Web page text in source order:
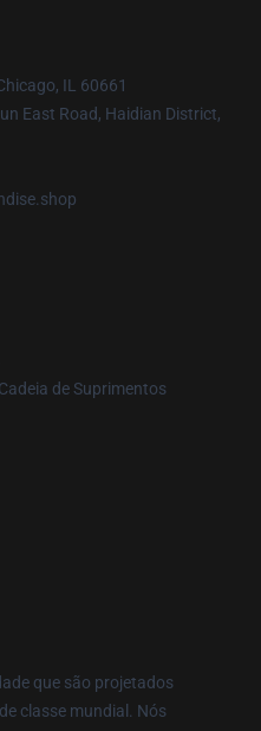
IL 60661
East Road, Haidian District,
de Suprimentos
que são projetados
classe mundial. Nós